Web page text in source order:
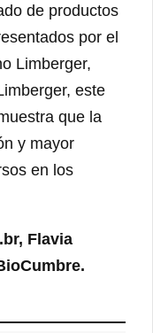
de productos
por el
Limberger,
este
que la
y mayor
en los
Flavia